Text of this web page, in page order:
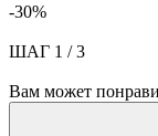
-30%
ШАГ 1 /3
Вам может